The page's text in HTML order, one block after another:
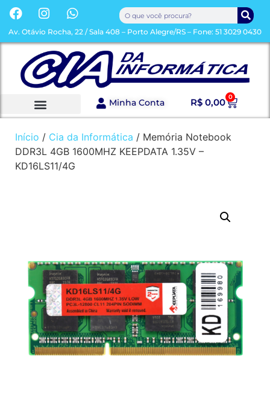
Av. Otávio Rocha, 22 / Sala 408 – Porto Alegre/RS – Fone: 51 3029 0430
Minha Conta R$ 0,00 0
Início / Cia da Informática / Memória Notebook
DDR3L 4GB 1600MHZ KEEPDATA 1.35V –
KD16LS11/4G